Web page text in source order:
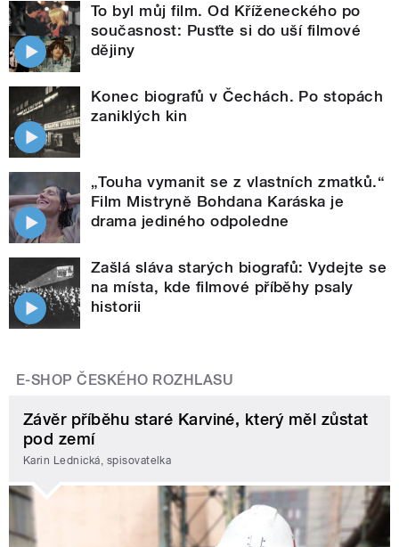
To byl můj film. Od Kříženeckého po
současnost: Pusťte si do uší filmové
dějiny
Konec biografů v Čechách. Po stopách
zaniklých kin
„Touha vymanit se z vlastních zmatků.“
Film Mistryně Bohdana Karáska je
drama jediného odpoledne
Zašlá sláva starých biografů: Vydejte se
na místa, kde filmové příběhy psaly
historii
E-SHOP ČESKÉHO ROZHLASU
Závěr příběhu staré Karviné, který měl zůstat
pod zemí
Karin Lednická, spisovatelka